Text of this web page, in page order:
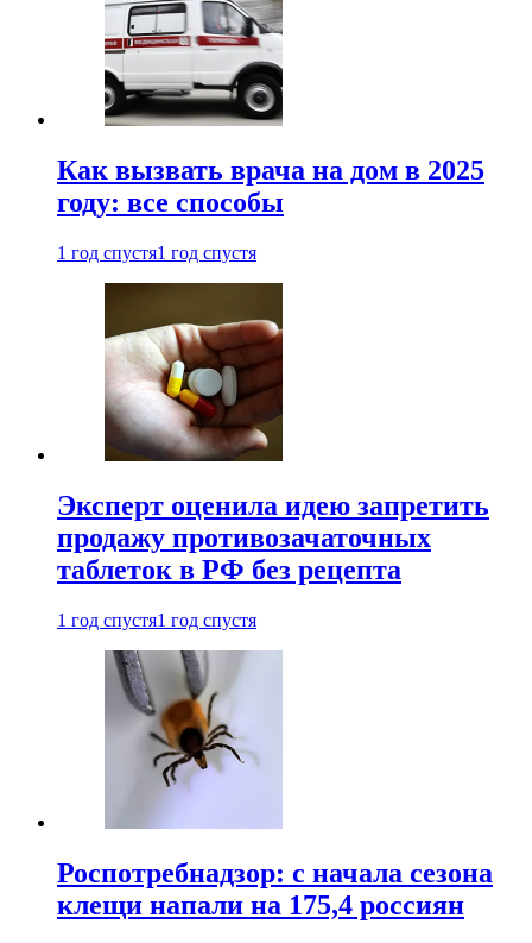
Как вызвать врача на дом в 2025
году: все способы
1 год спустя1 год спустя
Эксперт оценила идею запретить
продажу противозачаточных
таблеток в РФ без рецепта
1 год спустя1 год спустя
Роспотребнадзор: с начала сезона
клещи напали на 175,4 россиян